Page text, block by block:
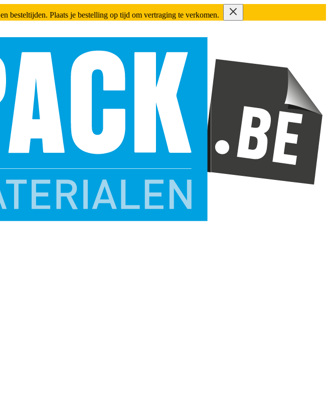
en besteltijden. Plaats je bestelling op tijd om vertraging te verkomen.